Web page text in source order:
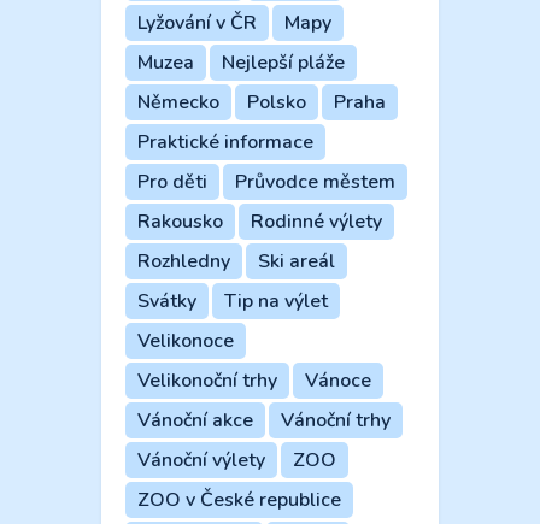
Lyžování v ČR
Mapy
Muzea
Nejlepší pláže
Německo
Polsko
Praha
Praktické informace
Pro děti
Průvodce městem
Rakousko
Rodinné výlety
Rozhledny
Ski areál
Svátky
Tip na výlet
Velikonoce
Velikonoční trhy
Vánoce
Vánoční akce
Vánoční trhy
Vánoční výlety
ZOO
ZOO v České republice